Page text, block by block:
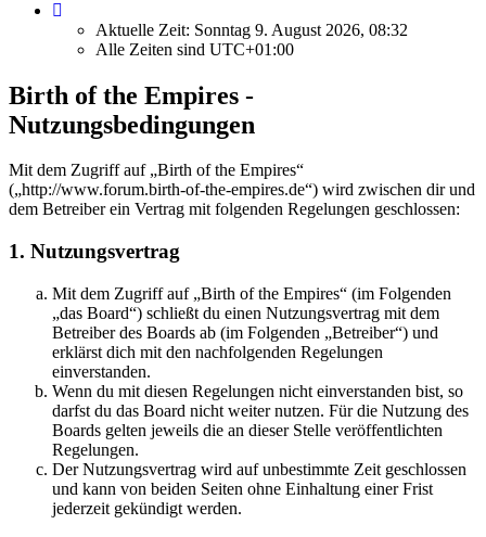
Aktuelle Zeit: Sonntag 9. August 2026, 08:32
Alle Zeiten sind UTC+01:00
Birth of the Empires -
Nutzungsbedingungen
Mit dem Zugriff auf „Birth of the Empires“
(„http://www.forum.birth-of-the-empires.de“) wird zwischen dir und
dem Betreiber ein Vertrag mit folgenden Regelungen geschlossen:
1. Nutzungsvertrag
Mit dem Zugriff auf „Birth of the Empires“ (im Folgenden
„das Board“) schließt du einen Nutzungsvertrag mit dem
Betreiber des Boards ab (im Folgenden „Betreiber“) und
erklärst dich mit den nachfolgenden Regelungen
einverstanden.
Wenn du mit diesen Regelungen nicht einverstanden bist, so
darfst du das Board nicht weiter nutzen. Für die Nutzung des
Boards gelten jeweils die an dieser Stelle veröffentlichten
Regelungen.
Der Nutzungsvertrag wird auf unbestimmte Zeit geschlossen
und kann von beiden Seiten ohne Einhaltung einer Frist
jederzeit gekündigt werden.